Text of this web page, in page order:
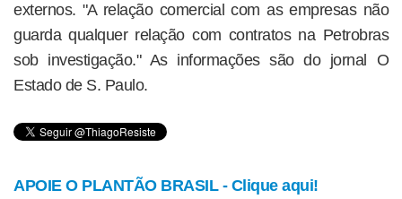
externos. "A relação comercial com as empresas não
guarda qualquer relação com contratos na Petrobras
sob investigação." As informações são do jornal O
Estado de S. Paulo.
APOIE O PLANTÃO BRASIL - Clique aqui!